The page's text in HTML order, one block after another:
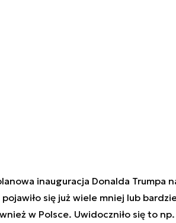
inauguracja Donalda Trumpa
się już wiele mniej lub
w Polsce. Uwidoczniło się to